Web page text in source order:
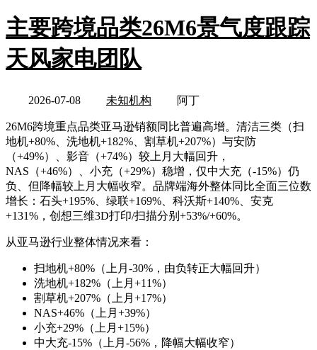
主要跨境品类26M6景气度跟踪
天风家电团队
2026-07-08 未知机构 阿丁
26M6跨境重点品类亚马逊销额同比普遍高增。清洁三类（扫
地机+80%、洗地机+182%、割草机+207%）与安防
（+49%）、影音（+74%）较上月大幅回升，
NAS（+46%）、小充（+29%）稳增，仅中大充（-15%）仍
负、但降幅较上月大幅收窄。品牌端海外整体同比全面三位数
增长：石头+195%、绿联+169%、科沃斯+140%、安克
+131%，创想三维3D打印/扫描分别+53%/+60%。
从亚马逊行业整体情况来看：
扫地机+80%（上月-30%，由负转正大幅回升）
洗地机+182%（上月+11%）
割草机+207%（上月+17%）
NAS+46%（上月+39%）
小充+29%（上月+15%）
中大充-15%（上月-56%，降幅大幅收窄）